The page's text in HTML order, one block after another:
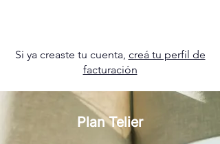
Si ya creaste tu cuenta, creá tu perfil de
facturación
Plan Telier